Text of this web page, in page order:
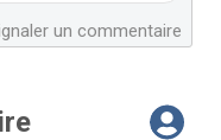
un commentaire